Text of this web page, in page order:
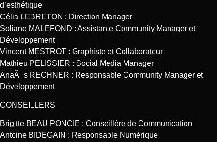
d’esthétique
Célia LEBRETON : Direction Manager
Soliane MALEFOND : Assistante Community Manager et
Développement
Vincent MESTROT : Graphiste et Collaborateur
Mathieu PELISSIER : Social Media Manager
AnaÃ¯s RECHNER : Responsable Community Manager et
Développement
CONSEILLERS
Brigitte BEAU PONCIE : Conseillère de Communication
Antoine BIDEGAIN : Responsable Numérique